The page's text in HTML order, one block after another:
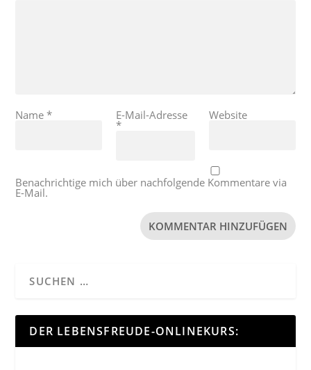
Name* E-Mail-Adresse
*
Website
Benachrichtige mich über nachfolgende Kommentare via
E-Mail.
DER LEBENSFREUDE-ONLINEKURS: